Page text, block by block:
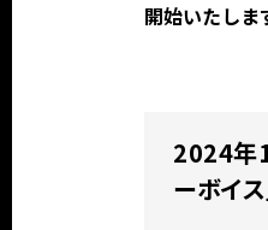
開始いたしま
2024年
ーボイ